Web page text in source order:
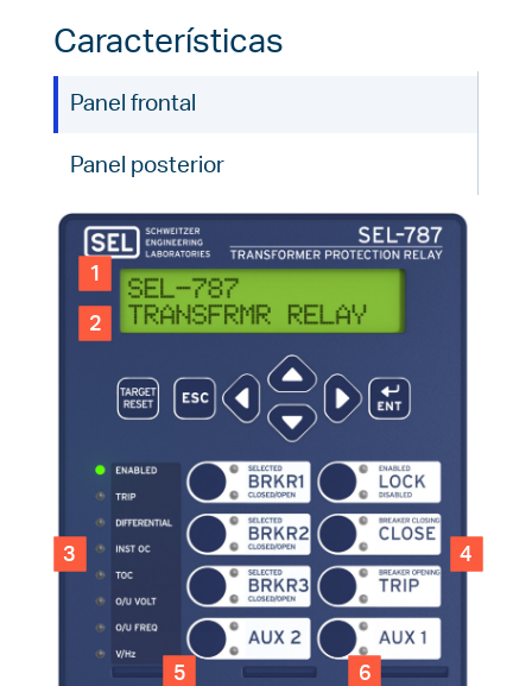
Características
Panel frontal
Panel posterior
1
2
3 4
5 6